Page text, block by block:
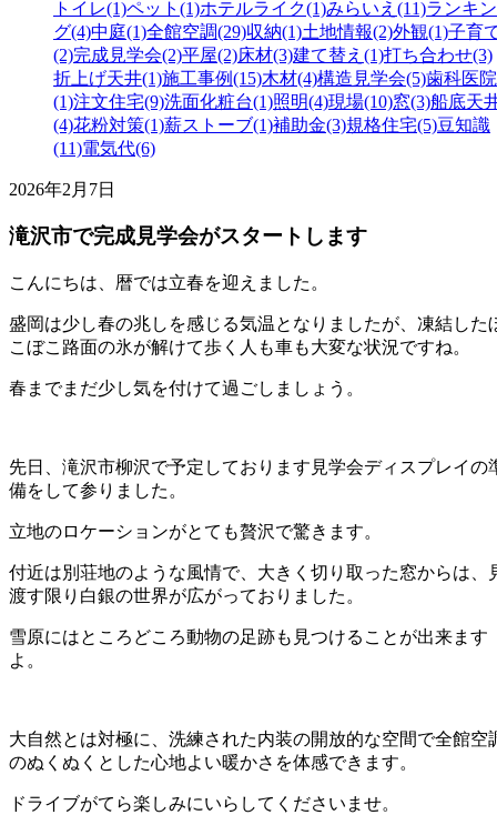
トイレ(1)ペット(1)ホテルライク(1)みらいえ(11)ランキン
グ(4)中庭(1)全館空調(29)収納(1)土地情報(2)外観(1)子育
(2)完成見学会(2)平屋(2)床材(3)建て替え(1)打ち合わせ(3)
折上げ天井(1)施工事例(15)木材(4)構造見学会(5)歯科医院
(1)注文住宅(9)洗面化粧台(1)照明(4)現場(10)窓(3)船底天
(4)花粉対策(1)薪ストーブ(1)補助金(3)規格住宅(5)豆知識
(11)電気代(6)
2026年2月7日
滝沢市で完成見学会がスタートします
こんにちは、暦では立春を迎えました。
盛岡は少し春の兆しを感じる気温となりましたが、凍結した
こぼこ路面の氷が解けて歩く人も車も大変な状況ですね。
春までまだ少し気を付けて過ごしましょう。
先日、滝沢市柳沢で予定しております見学会ディスプレイの
備をして参りました。
立地のロケーションがとても贅沢で驚きます。
付近は別荘地のような風情で、大きく切り取った窓からは、
渡す限り白銀の世界が広がっておりました。
雪原にはところどころ動物の足跡も見つけることが出来ます
よ。
大自然とは対極に、洗練された内装の開放的な空間で全館空
のぬくぬくとした心地よい暖かさを体感できます。
ドライブがてら楽しみにいらしてくださいませ。